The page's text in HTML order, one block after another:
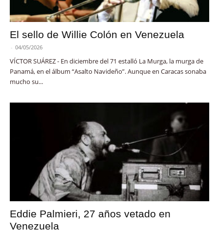
El sello de Willie Colón en Venezuela
- 04/05/2026
VÍCTOR SUÁREZ - En diciembre del 71 estalló La Murga, la murga de
Panamá, en el álbum “Asalto Navideño”. Aunque en Caracas sonaba
mucho su...
Eddie Palmieri, 27 años vetado en
Venezuela